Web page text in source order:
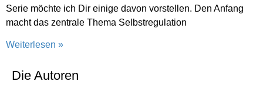
Serie möchte ich Dir einige davon vorstellen. Den Anfang
macht das zentrale Thema Selbstregulation
Weiterlesen »
Die Autoren